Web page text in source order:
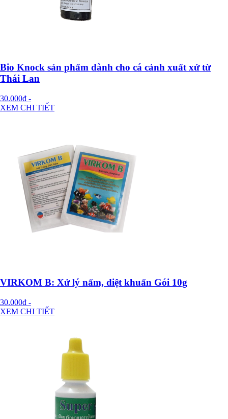
Bio Knock sản phẩm dành cho cá cảnh xuất xứ từ
Thái Lan
30.000đ -
XEM CHI TIẾT
VIRKOM B: Xử lý nấm, diệt khuẩn Gói 10g
30.000đ -
XEM CHI TIẾT